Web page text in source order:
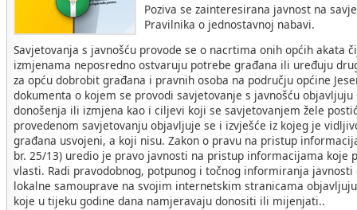
Poziva se zainteresirana javnost na
Pravilnika o jednostavnoj nabavi.
Savjetovanja s javnošću provode se o nacrtima onih općih akata
izmjenama neposredno ostvaruju potrebe građana ili uređuju
za opću dobrobit građana i pravnih osoba na području općine
dokumenta o kojem se provodi savjetovanje s javnošću objavljuju
donošenja ili izmjena kao i ciljevi koji se savjetovanjem žele
provedenom savjetovanju objavljuje se i izvješće iz kojeg je
građana usvojeni, a koji nisu. Zakon o pravu na pristup
br. 25/13) uredio je pravo javnosti na pristup informacijama koje
vlasti. Radi pravodobnog, potpunog i točnog informiranja
lokalne samouprave na svojim internetskim stranicama
koje u tijeku godine dana namjeravaju donositi ili mijenjati..